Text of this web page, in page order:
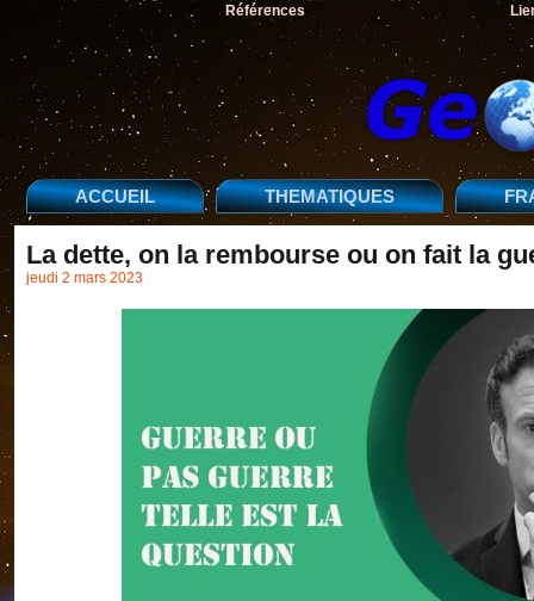
Références
ACCUEIL THEMATIQUES
La dette, on la rembourse ou on fait la
jeudi 2 mars 2023